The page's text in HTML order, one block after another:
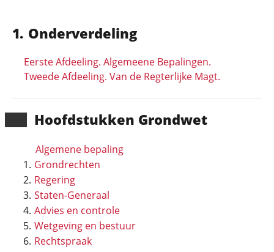
Hoofd­stukken Grondwet
Algemene bepaling
Grondrechten
Regering
Staten-Generaal
Advies en controle
Wetgeving en bestuur
Rechtspraak
Onderverdeling
Eerste Afdeeling. Algemeene Bepalingen.
Tweede Afdeeling. Van de Regterlijke Magt.